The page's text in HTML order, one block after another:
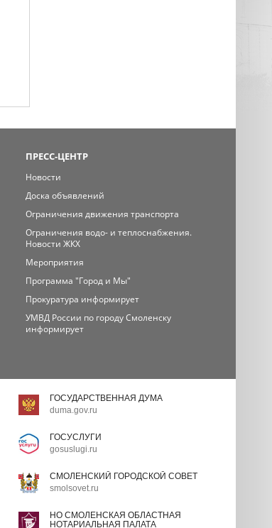
ПРЕСС-ЦЕНТР
Новости
Доска объявлений
Ограничения движения транспорта
Ограничения водо- и теплоснабжения.
Новости ЖКХ
Мероприятия
Программа "Город и Мы"
Прокуратура информирует
УМВД России по городу Смоленску
информирует
ГОСУДАРСТВЕННАЯ ДУМА
duma.gov.ru
ГОСУСЛУГИ
gosuslugi.ru
СМОЛЕНСКИЙ ГОРОДСКОЙ СОВЕТ
smolsovet.ru
НО СМОЛЕНСКАЯ ОБЛАСТНАЯ
НОТАРИАЛЬНАЯ ПАЛАТА